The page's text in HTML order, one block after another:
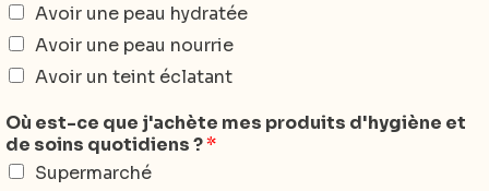
Avoir une peau hydratée
Avoir une peau nourrie
Avoir un teint éclatant
Où est-ce que j'achète mes produits d'hygiène et
de soins quotidiens ?*
Supermarché